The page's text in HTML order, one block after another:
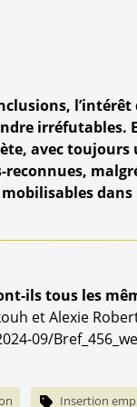
l’intérêt
irréfutables.
avec toujours
reconnues,
ils tous les
et Alexie
09/
Insertion